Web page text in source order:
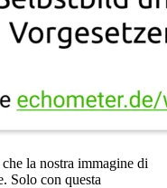
la nostra immagine di
Solo con questa